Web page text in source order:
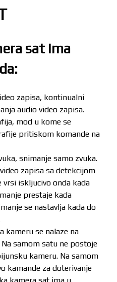
sat ima
zapisa, kontinualni
audio video zapisa.
mod u kome se
pritiskom komande na
snimanje samo zvuka.
zapisa sa detekcijom
vrsi iskljucivo onda kada
prestaje kada
se nastavlja kada do
kameru se nalaze na
samom satu ne postoje
kameru. Na samom
kamande za doterivanje